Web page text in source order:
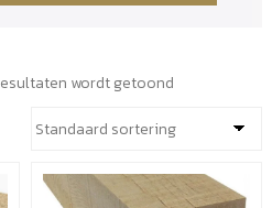
wordt getoond